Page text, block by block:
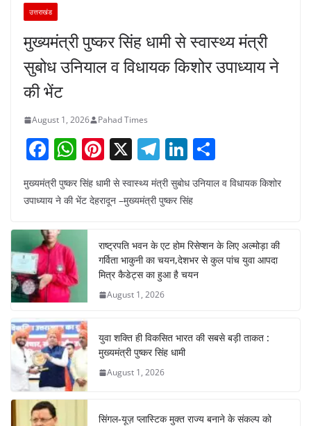
उत्तराखंड
मुख्यमंत्री पुष्कर सिंह धामी से स्वास्थ्य मंत्री
सुबोध उनियाल व विधायक किशोर उपाध्याय ने
की भेंट
August 1, 2026 Pahad Times
F
a
c
b
o
o
k
W
h
at
A
p
p
Pi
nt
er
e
st
X T
el
e
gr
a
m
Li
n
k
dI
n
ar
मुख्यमंत्री पुष्कर सिंह धामी से स्वास्थ्य मंत्री सुबोध उनियाल व विधायक किशोर
उपाध्याय ने की भेंट देहरादून –मुख्यमंत्री पुष्कर सिंह
राष्ट्रपति भवन के एट होम रिसेप्शन के लिए अल्मोड़ा की
गर्विता भाकुनी का चयन,देशभर से कुल पांच युवा आपदा
मित्र कैडेट्स का हुआ है चयन
August 1, 2026
युवा शक्ति ही विकसित भारत की सबसे बड़ी ताकत :
मुख्यमंत्री पुष्कर सिंह धामी
August 1, 2026
सिंगल-यूज़ प्लास्टिक मुक्त राज्य बनाने के संकल्प को